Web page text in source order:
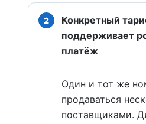
Конкретный
поддерживает
платёж
Один и тот же
продаваться
поставщиками.